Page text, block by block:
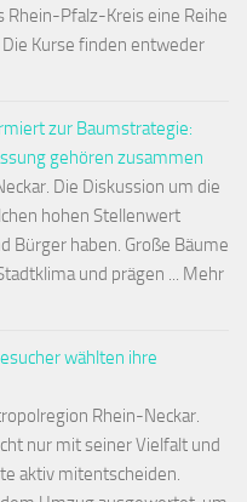
Pfalz-Kreis eine Reihe
Kurse finden entweder
zur Baumstrategie:
gehören zusammen
Die Diskussion um die
hohen Stellenwert
Bürger haben. Große Bäume
und prägen ... Mehr
wählten ihre
Rhein-Neckar.
nur mit seiner Vielfalt und
aktiv mitentscheiden.